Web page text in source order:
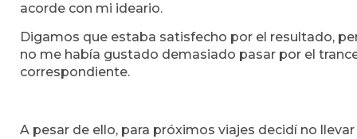
acorde con mi ideario.
Digamos que estaba satisfecho por el resultado,
no me había gustado demasiado pasar por el
correspondiente.
A pesar de ello, para próximos viajes decidí no llevar